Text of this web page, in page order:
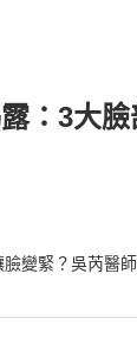
：3大
臉變緊？吳芮醫